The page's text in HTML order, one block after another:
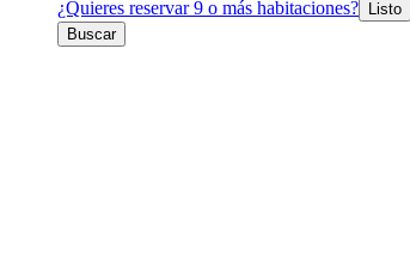
¿Quieres reservar 9 o más habitaciones? Listo
Buscar